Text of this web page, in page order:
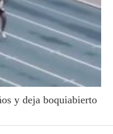
y deja boquiabierto